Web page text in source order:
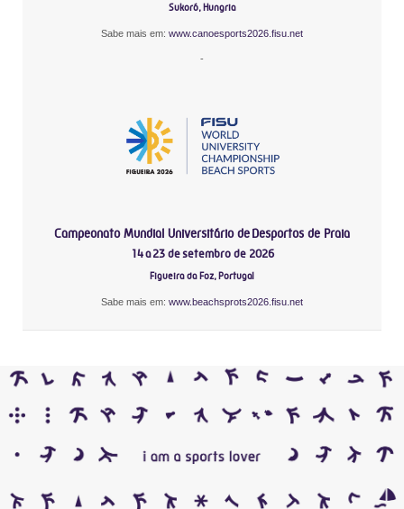
Sukoró, Hungria
Sabe mais em: www.canoesports2026.fisu.net
-
Campeonato Mundial Universitário de Desportos de Praia
14 a 23 de setembro de 2026
Figueira da Foz, Portugal
Sabe mais em: www.beachsprots2026.fisu.net